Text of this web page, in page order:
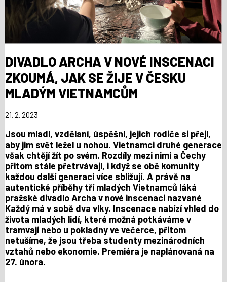
DIVADLO ARCHA V NOVÉ INSCENACI
ZKOUMÁ, JAK SE ŽIJE V ČESKU
MLADÝM VIETNAMCŮM
21. 2. 2023
Jsou mladí, vzdělaní, úspěšní, jejich rodiče si přejí,
aby jim svět ležel u nohou. Vietnamci druhé generace
však chtějí žít po svém. Rozdíly mezi nimi a Čechy
přitom stále přetrvávají, i když se obě komunity
každou další generaci více sbližují. A právě na
autentické příběhy tří mladých Vietnamců láká
pražské divadlo Archa v nové inscenaci nazvané
Každý má v sobě dva vlky. Inscenace nabízí vhled do
života mladých lidí, které možná potkáváme v
tramvaji nebo u pokladny ve večerce, přitom
netušíme, že jsou třeba studenty mezinárodních
vztahů nebo ekonomie. Premiéra je naplánovaná na
27. února.